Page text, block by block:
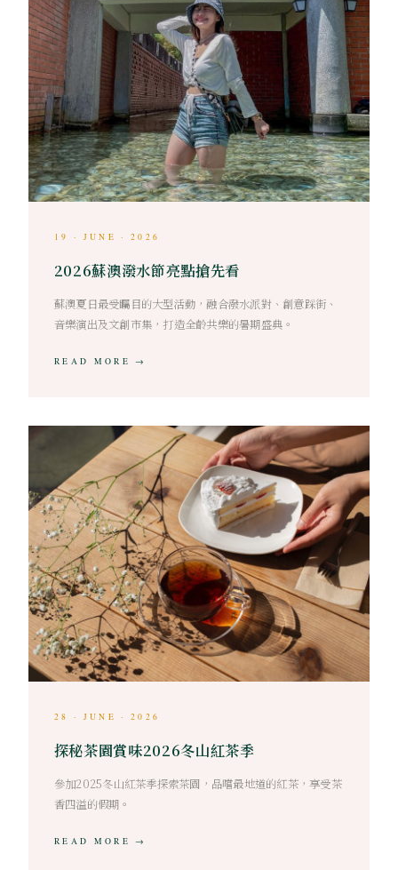
19 · JUNE · 2026
2026蘇澳潑水節亮點搶先看
蘇澳夏日最受矚目的大型活動，融合潑水派對、創意踩街、
音樂演出及文創市集，打造全齡共樂的暑期盛典。
READ MORE →
28 · JUNE · 2026
探秘茶園賞味2026冬山紅茶季
參加2025冬山紅茶季探索茶園，品嚐最地道的紅茶，享受茶
香四溢的假期。
READ MORE →